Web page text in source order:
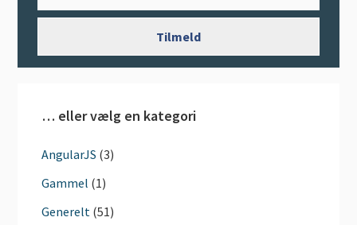
… eller vælg en kategori
AngularJS (3)
Gammel (1)
Generelt (51)